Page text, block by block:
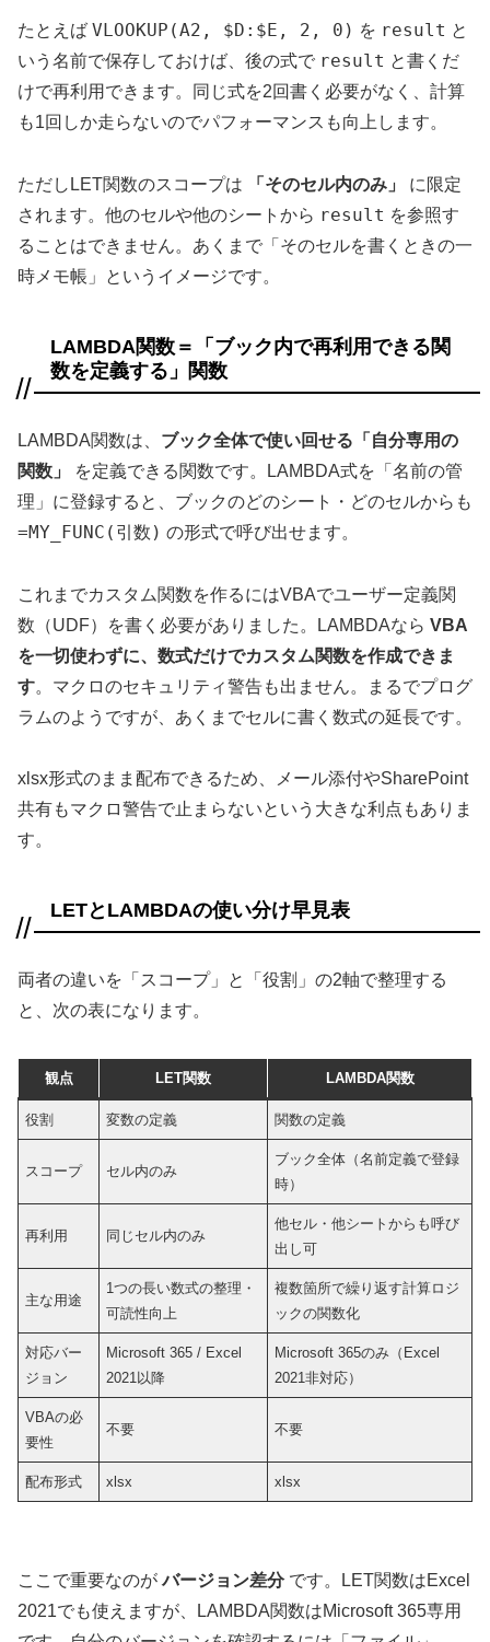
たとえば VLOOKUP(A2, $D:$E, 2, 0) を result と
いう名前で保存しておけば、後の式で result と書くだ
けで再利用できます。同じ式を2回書く必要がなく、計算
も1回しか走らないのでパフォーマンスも向上します。
ただしLET関数のスコープは 「そのセル内のみ」
に限定
されます。他のセルや他のシートから result を参照す
ることはできません。あくまで「そのセルを書くときの一
時メモ帳」というイメージです。
LAMBDA関数＝「ブック内で再利用できる関
数を定義する」関数
LAMBDA関数は、 ブック全体で使い回せる「自分専用の
関数」
を定義できる関数です。LAMBDA式を「名前の管
理」に登録すると、ブックのどのシート・どのセルからも
=MY_FUNC(引数) の形式で呼び出せます。
これまでカスタム関数を作るにはVBAでユーザー定義関
数（UDF）を書く必要がありました。LAMBDAなら VBA
を一切使わずに、数式だけでカスタム関数を作成できま
す。マクロのセキュリティ警告も出ません。まるでプログ
ラムのようですが、あくまでセルに書く数式の延長です。
xlsx形式のまま配布できるため、メール添付やSharePoint
共有もマクロ警告で止まらないという大きな利点もありま
す。
LETとLAMBDAの使い分け早見表
両者の違いを「スコープ」と「役割」の2軸で整理する
と、次の表になります。
観点 LET関数 LAMBDA関数
役割 変数の定義 関数の定義
スコープ セル内のみ
ブック全体（名前定義で登録
時）
再利用 同じセル内のみ
他セル・他シートからも呼び
出し可
主な用途
1つの長い数式の整理・
可読性向上
複数箇所で繰り返す計算ロジ
ックの関数化
対応バー
ジョン
Microsoft 365 / Excel
2021以降
Microsoft 365のみ（Excel
2021非対応）
VBAの必
要性
不要 不要
配布形式 xlsx xlsx
ここで重要なのがバージョン差分です。LET関数はExcel
2021でも使えますが、LAMBDA関数はMicrosoft 365専用